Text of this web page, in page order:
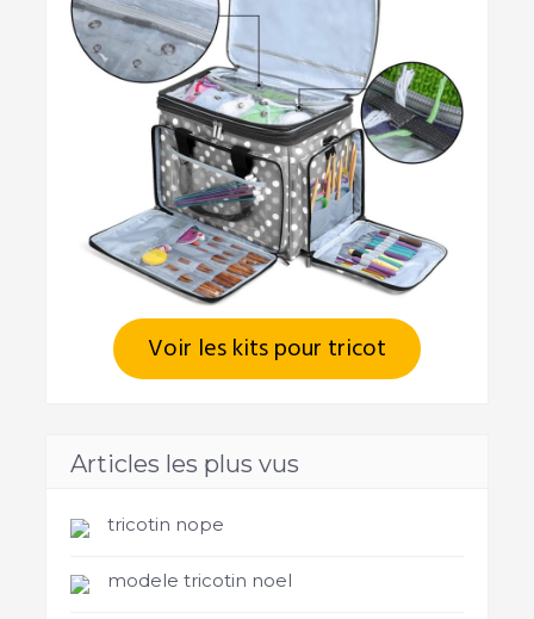
Voir les kits pour tricot
Articles les plus vus
tricotin nope
modele tricotin noel